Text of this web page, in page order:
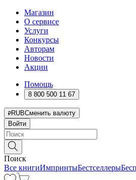
Магазин
О сервисе
Услуги
Конкурсы
Авторам
Новости
Акции
Помощь
8 800 500 11 67
RUBСменить валюту
Войти
Поиск
Все книгиИмпринтыБестселлеры